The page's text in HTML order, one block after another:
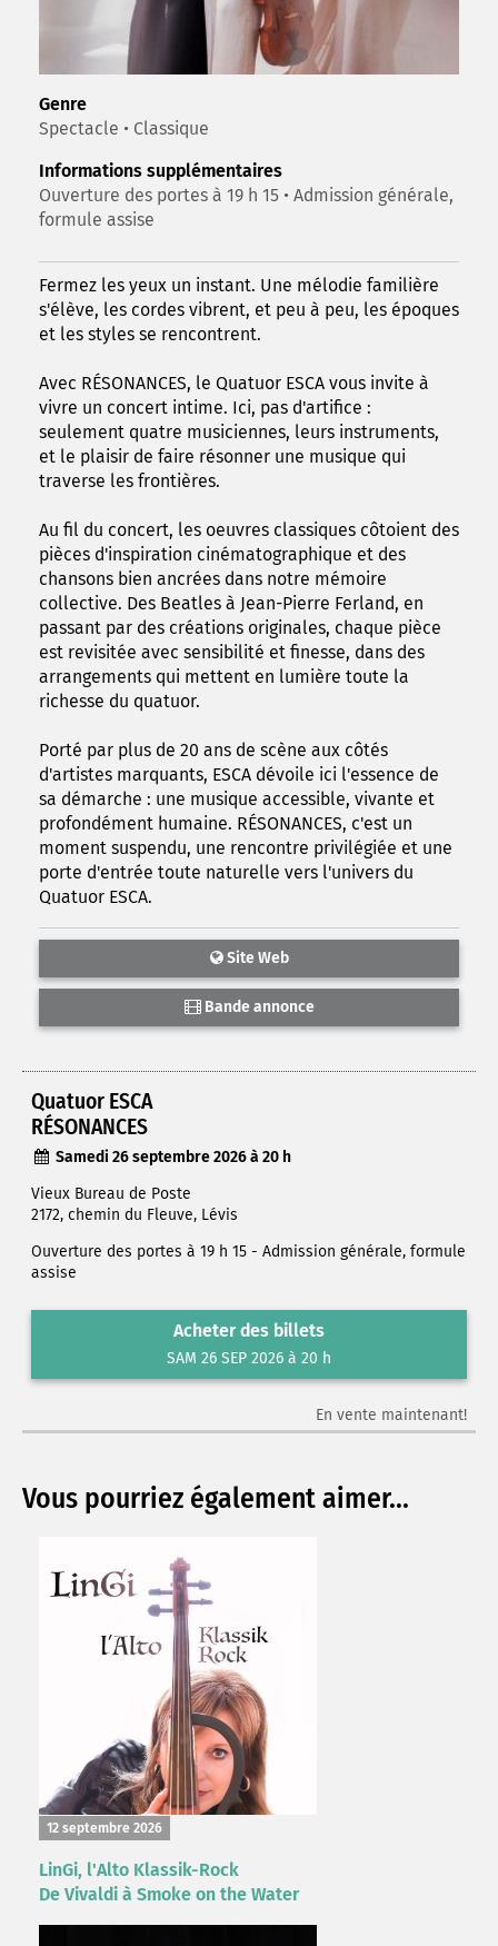
Genre
Spectacle • Classique
Informations supplémentaires
Ouverture des portes à 19 h 15 • Admission générale,
formule assise
Fermez les yeux un instant. Une mélodie familière
s'élève, les cordes vibrent, et peu à peu, les époques
et les styles se rencontrent.
Avec RÉSONANCES, le Quatuor ESCA vous invite à
vivre un concert intime. Ici, pas d'artifice :
seulement quatre musiciennes, leurs instruments,
et le plaisir de faire résonner une musique qui
traverse les frontières.
Au fil du concert, les oeuvres classiques côtoient des
pièces d'inspiration cinématographique et des
chansons bien ancrées dans notre mémoire
collective. Des Beatles à Jean-Pierre Ferland, en
passant par des créations originales, chaque pièce
est revisitée avec sensibilité et finesse, dans des
arrangements qui mettent en lumière toute la
richesse du quatuor.
Porté par plus de 20 ans de scène aux côtés
d'artistes marquants, ESCA dévoile ici l'essence de
sa démarche : une musique accessible, vivante et
profondément humaine. RÉSONANCES, c'est un
moment suspendu, une rencontre privilégiée et une
porte d'entrée toute naturelle vers l'univers du
Quatuor ESCA.
Site Web
Bande annonce
Quatuor ESCA
RÉSONANCES
Samedi 26 septembre 2026 à 20 h
Vieux Bureau de Poste
2172, chemin du Fleuve, Lévis
Ouverture des portes à 19 h 15 - Admission générale, formule
assise
Acheter des billets
SAM 26 SEP 2026 à 20 h
En vente maintenant!
Vous pourriez également aimer...
12 septembre 2026
LinGi, l'Alto Klassik-Rock
De Vivaldi à Smoke on the Water